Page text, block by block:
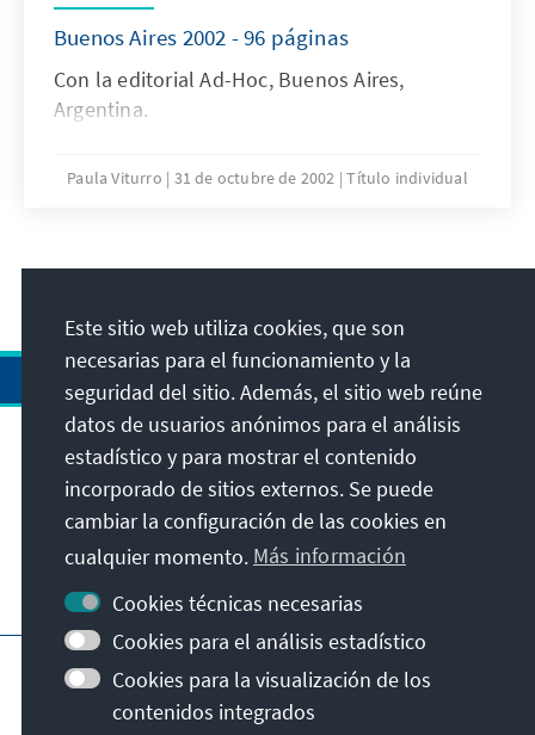
Buenos Aires 2002 - 96 páginas
Con la editorial Ad-Hoc, Buenos Aires,
Argentina.
Paula Viturro 31 de octubre de 2002 Título individual
Dirección
Contacto
Visita también
Página principal de la KAS
Protección de datos
Condiciones de uso
Declaración sobre accesibilidad
Este sitio web utiliza cookies, que son
necesarias para el funcionamiento y la
seguridad del sitio. Además, el sitio web reúne
datos de usuarios anónimos para el análisis
estadístico y para mostrar el contenido
incorporado de sitios externos. Se puede
cambiar la configuración de las cookies en
cualquier momento. Más información
Cookies técnicas necesarias
Cookies para el análisis estadístico
Cookies para la visualización de los
contenidos integrados